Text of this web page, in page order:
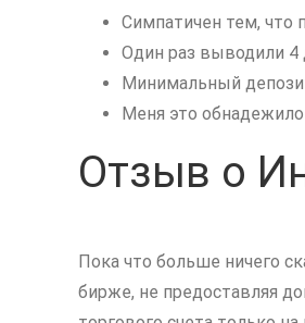
Симпатичен тем, что
Один раз выводили 4
Минимальный
Меня это
Отзыв о
Пока что больше ничего
бирже, не предоставляя